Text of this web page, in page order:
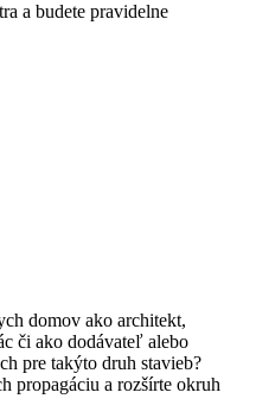
a budete pravidelne
domov ako architekt,
či ako dodávateľ alebo
pre takýto druh stavieb?
propagáciu a rozšírte okruh